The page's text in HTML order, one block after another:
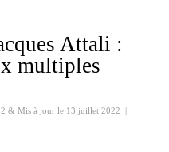
Attali :
multiples
& Mis à jour le 13 juillet 2022 |